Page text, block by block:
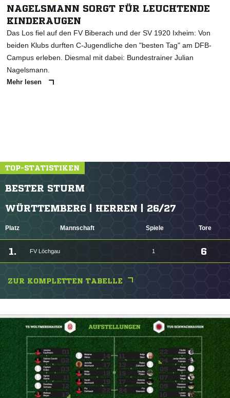
NAGELSMANN SORGT FÜR LEUCHTENDE
KINDERAUGEN
Das Los fiel auf den FV Biberach und der SV 1920 Ixheim: Von
beiden Klubs durften C-Jugendliche den "besten Tag" am DFB-
Campus erleben. Diesmal mit dabei: Bundestrainer Julian
Nagelsmann.
Mehr lesen
TOP-STATISTIKEN
BESTER STURM
WÜRTTEMBERG | HERREN | 26/27
Platz Mannschaft Spiele Tore
1. FV Löchgau 1 6
ZUR KOMPLETTEN TABELLE